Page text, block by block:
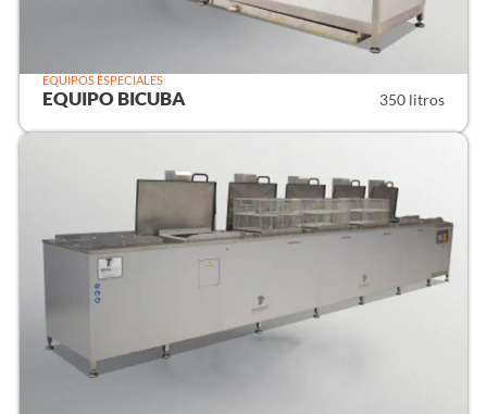
EQUIPOS ESPECIALES
EQUIPO BICUBA 350 litros